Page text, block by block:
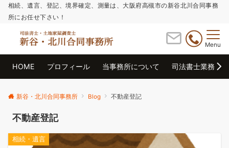
相続、遺言、登記、境界確定、測量は、大阪府高槻市の新谷北川合同事務
所にお任せ下さい！
Menu
HOME プロフィール 当事務所について 司法書士業務
新谷・北川合同事務所 Blog 不動産登記
不動産登記
相続・遺言